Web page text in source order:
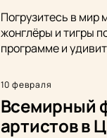
Погрузитесь в мир
жонглёры и тигры
программе и
10 февраля
Всемирный
артистов в